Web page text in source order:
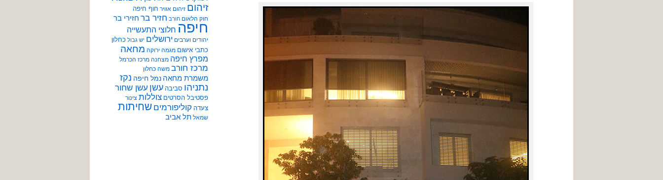
זיהום זיהום אוויר חוף חיפה
חוק הלאום חורב חזיר בר חזירי בר
חיפה חלוצי התעשייה
יהודים וערבים ירושלים יש גבול כחלון
כתבי אישום מגמה ירוקה מחאה
מפרץ חיפה מצחנה מרכז הכרמל
מרכז חורב משה כחלון
משמרת מחאה נמל חיפה נקז
נתניהו סביבה עשן עשן שחור
פסטיבל הסרטים צוללות צינור
צעדה קוליפורמים שחיתות
שמאל תל אביב